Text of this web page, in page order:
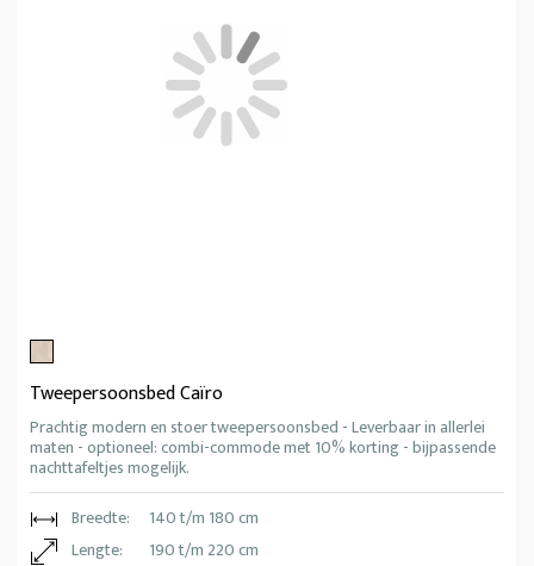
Tweepersoonsbed Caïro
Prachtig modern en stoer tweepersoonsbed - Leverbaar in allerlei
maten - optioneel: combi-commode met 10% korting - bijpassende
nachttafeltjes mogelijk.
Breedte:
140 t/m 180 cm
Lengte:
190 t/m 220 cm